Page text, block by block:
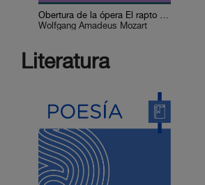
Obertura de la ópera El rapto en el serrallo
Wolfgang Amadeus Mozart
Literatura